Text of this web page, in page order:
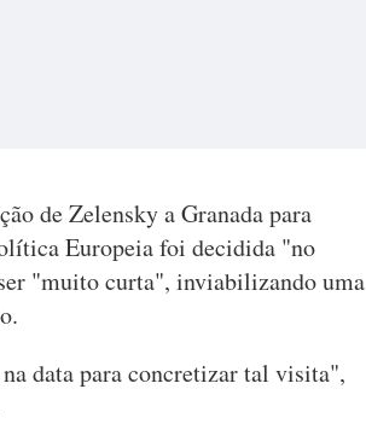
de Zelensky a Granada para
Europeia foi decidida "no
"muito curta", inviabilizando uma
data para concretizar tal visita",